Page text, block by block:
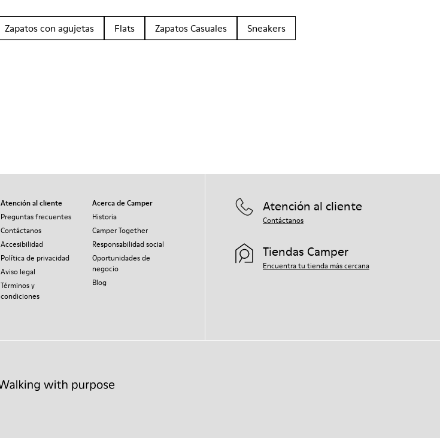
Zapatos con agujetas Flats Zapatos Casuales
Sneakers
Atención al cliente
Preguntas frecuentes
Contáctanos
Accesibilidad
Política de privacidad
Aviso legal
Términos y
condiciones
Acerca de Camper
Historia
Camper Together
Responsabilidad social
Oportunidades de
negocio
Blog
Atención al cliente
Contáctanos
Tiendas Camper
Encuentra tu tienda más cercana